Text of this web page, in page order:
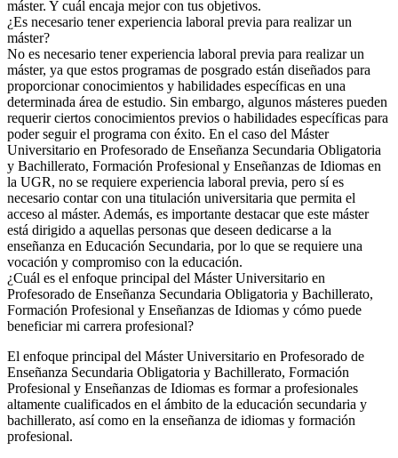
máster. Y cuál encaja mejor con tus objetivos.
¿Es necesario tener experiencia laboral previa para realizar un
máster?
No es necesario tener experiencia laboral previa para realizar un
máster, ya que estos programas de posgrado están diseñados para
proporcionar conocimientos y habilidades específicas en una
determinada área de estudio. Sin embargo, algunos másteres pueden
requerir ciertos conocimientos previos o habilidades específicas para
poder seguir el programa con éxito. En el caso del Máster
Universitario en Profesorado de Enseñanza Secundaria Obligatoria
y Bachillerato, Formación Profesional y Enseñanzas de Idiomas en
la UGR, no se requiere experiencia laboral previa, pero sí es
necesario contar con una titulación universitaria que permita el
acceso al máster. Además, es importante destacar que este máster
está dirigido a aquellas personas que deseen dedicarse a la
enseñanza en Educación Secundaria, por lo que se requiere una
vocación y compromiso con la educación.
¿Cuál es el enfoque principal del Máster Universitario en
Profesorado de Enseñanza Secundaria Obligatoria y Bachillerato,
Formación Profesional y Enseñanzas de Idiomas y cómo puede
beneficiar mi carrera profesional?
El enfoque principal del Máster Universitario en Profesorado de
Enseñanza Secundaria Obligatoria y Bachillerato, Formación
Profesional y Enseñanzas de Idiomas es formar a profesionales
altamente cualificados en el ámbito de la educación secundaria y
bachillerato, así como en la enseñanza de idiomas y formación
profesional.